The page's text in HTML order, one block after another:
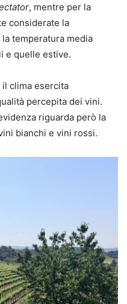
, mentre per la
considerate la
temperatura media
e quelle estive.
il clima esercita
percepita dei vini.
riguarda però la
bianchi e vini rossi.